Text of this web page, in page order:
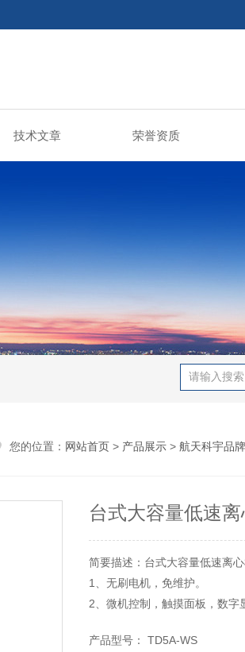
技术文章 荣誉资质
您的位置： 网站首页 > 产品展示 > 航天科宇品牌
台式大容量低速
简要描述：台式大容量低速离心
1、无刷电机，免维护。
2、微机控制，触摸面板，数字
4、可对转速、时间等参数进行
产品型号： TD5A-WS